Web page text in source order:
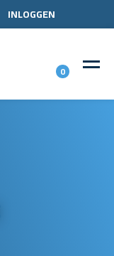
INLOGGEN
0